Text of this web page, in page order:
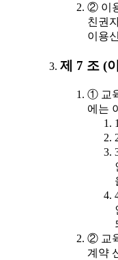
② 이
친권
이용
제 7 조 (
① 교
에는
② 교
계약